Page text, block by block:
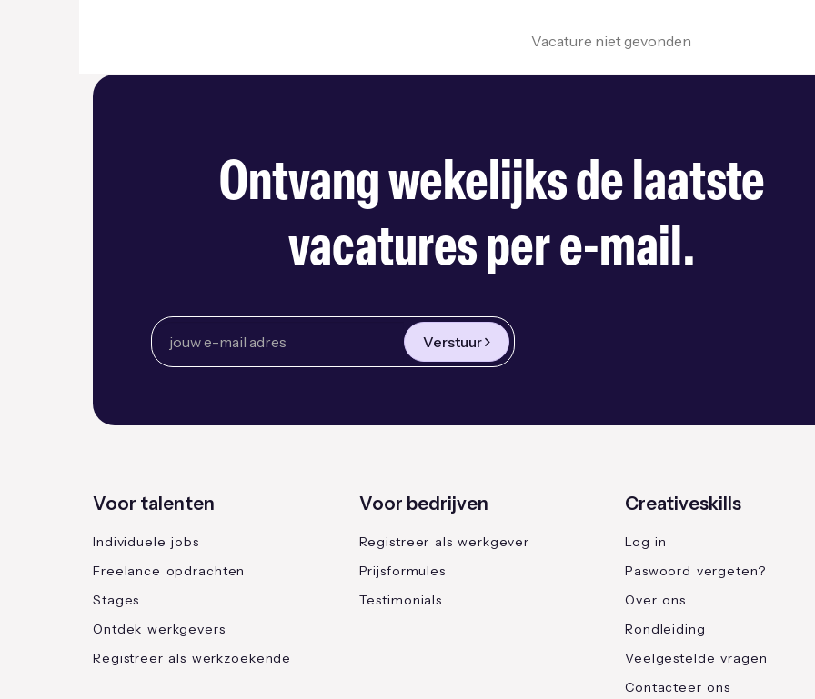
Vacature niet gevonden
Ontvang wekelijks de laatste
vacatures per e-mail.
Verstuur
Voor talenten
Individuele jobs
Freelance opdrachten
Stages
Ontdek werkgevers
Registreer als werkzoekende
Voor bedrijven
Registreer als werkgever
Prijsformules
Testimonials
Creativeskills
Log in
Paswoord vergeten?
Over ons
Rondleiding
Veelgestelde vragen
Contacteer ons